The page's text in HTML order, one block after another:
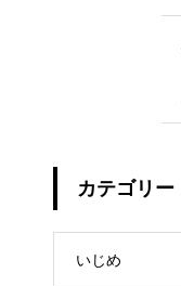
カテゴリー
いじめ